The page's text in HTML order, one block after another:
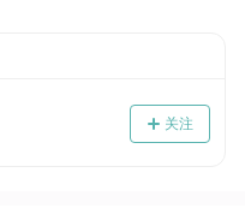
关注